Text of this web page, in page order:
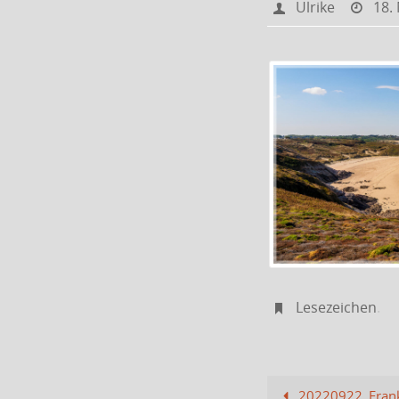
Ulrike 18.
Lesezeichen.